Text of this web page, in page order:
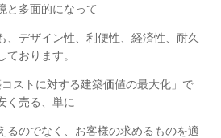
と多面的になって
、デザイン性、利便性、経済性、耐久
おります。
ストに対する建築価値の最大化」で
く売る、単に
るのでなく、お客様の求めるものを適